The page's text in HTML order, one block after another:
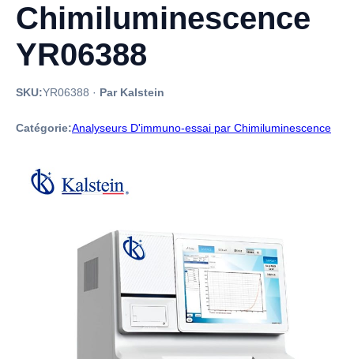
Chimiluminescence
YR06388
SKU:YR06388 · Par Kalstein
Catégorie:Analyseurs D'immuno-essai par Chimiluminescence